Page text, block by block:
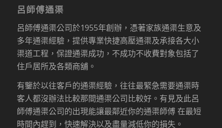
呂師傅通渠
呂師傅通渠公司於1955年創辦，憑著家族通渠生意及
多年通渠經驗，提供專業快捷高壓通渠及承接各大小
渠道工程，保證通渠成功，不成功不收費對象包括了
住戶居所及各類商舖。
有鑒於以往客戶的通渠經驗，往往最緊急需要通渠時
客人都沒辦法比較那間通渠公司比較好。有見及此呂
師傅通渠公司的出現能讓最鄰近你的通渠師傅 在最短
時間內趕到，快速解決以及盡量減低你的損失。